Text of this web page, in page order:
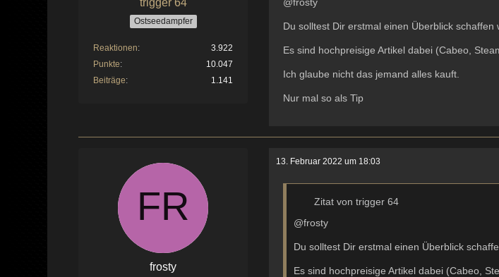
trigger 64
Ostseedampfer
Reaktionen
3.922
Punkte
10.047
Beiträge
1.141
Du solltest Dir erstmal einen Überblick schaffen
Es sind hochpreisige Artikel dabei (Cabeo,
Ich glaube nicht das jemand alles kauft.
Nur mal so als Tip
frosty
13. Februar 2022 um 18:03
Zitat von trigger 64
@frosty
Du solltest Dir erstmal einen Überblick
Es sind hochpreisige Artikel dabei (Cabeo,